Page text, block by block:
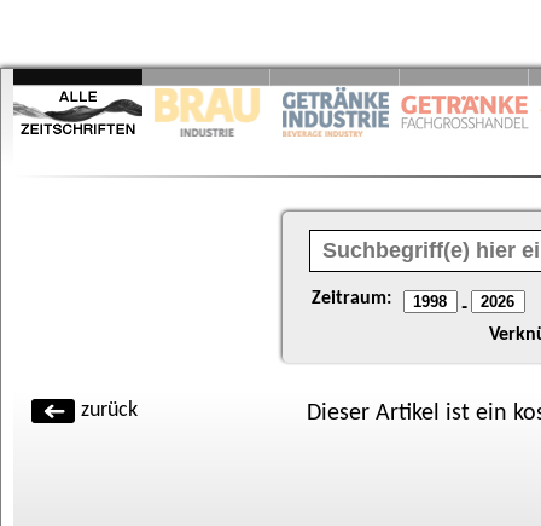
Zeitraum: -
zurück Dieser Artikel ist ein